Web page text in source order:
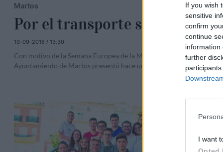
If you wish
sensitive
confirm
continue
information
further
I want
Martos
Por el transporte sostenible
19-09-2016 / 13:30
Con motivo de la Semana Europea de la Movilidad, el
Ayuntamiento de Martos presentó hace unos días un